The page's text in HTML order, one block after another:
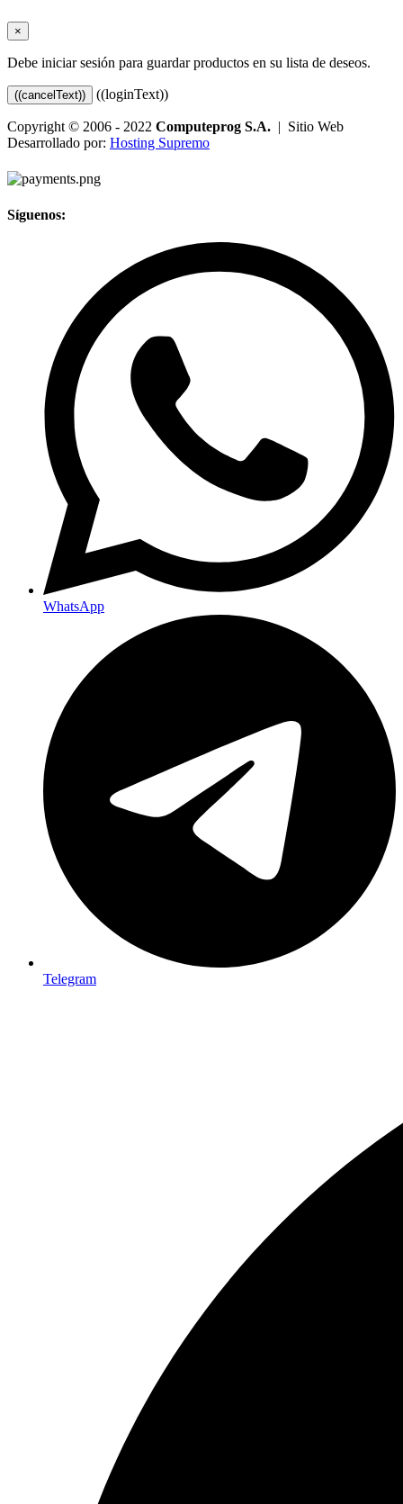
×
Debe iniciar sesión para guardar productos en su lista de deseos.
((cancelText)) ((loginText))
Copyright © 2006 - 2022 Computeprog S.A. | Sitio Web
Desarrollado por: Hosting Supremo
Síguenos:
WhatsApp
Telegram